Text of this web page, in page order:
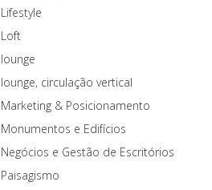
Lifestyle
Loft
lounge
lounge, circulação vertical
Marketing & Posicionamento
Monumentos e Edifícios
Negócios e Gestão de Escritórios
Paisagismo